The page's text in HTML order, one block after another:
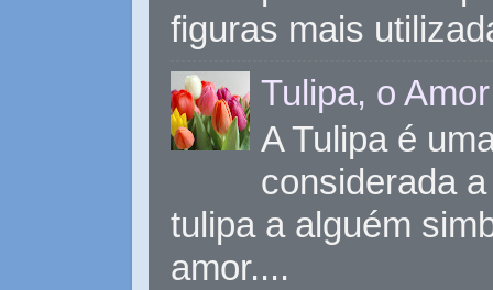
figuras mais
Tulipa, o
A Tulipa é
considerada
tulipa a alguém
amor....